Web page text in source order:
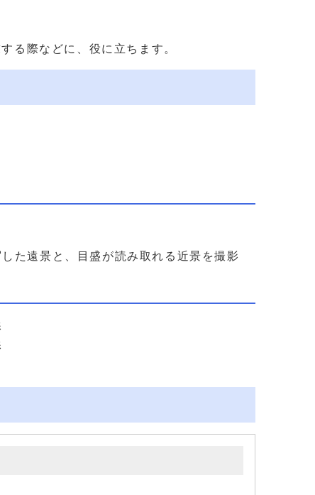
る際などに、役に立ちます。
た遠景と、目盛が読み取れる近景を撮影